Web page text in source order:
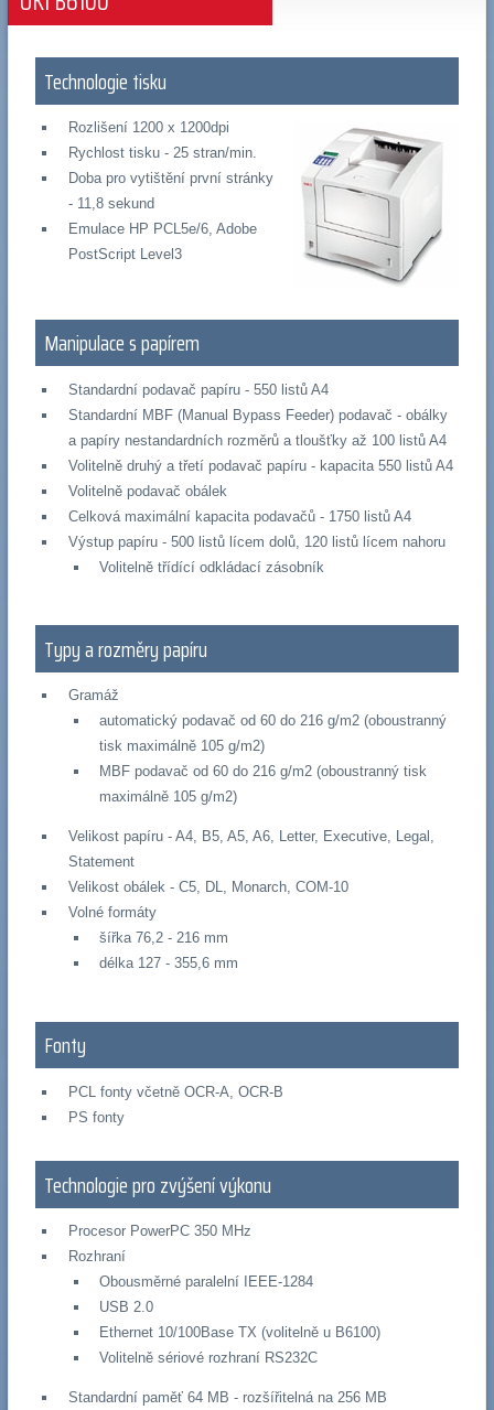
Technologie tisku
Rozlišení 1200 x 1200dpi
Rychlost tisku - 25 stran/min.
Doba pro vytištění první stránky
- 11,8 sekund
Emulace HP PCL5e/6, Adobe
PostScript Level3
Manipulace s papírem
Standardní podavač papíru - 550 listů A4
Standardní MBF (Manual Bypass Feeder) podavač - obálky
a papíry nestandardních rozměrů a tloušťky až 100 listů A4
Volitelně druhý a třetí podavač papíru - kapacita 550 listů A4
Volitelně podavač obálek
Celková maximální kapacita podavačů - 1750 listů A4
Výstup papíru - 500 listů lícem dolů, 120 listů lícem nahoru
Volitelně třídící odkládací zásobník
Typy a rozměry papíru
Gramáž
automatický podavač od 60 do 216 g/m2 (oboustranný
tisk maximálně 105 g/m2)
MBF podavač od 60 do 216 g/m2 (oboustranný tisk
maximálně 105 g/m2)
Velikost papíru - A4, B5, A5, A6, Letter, Executive, Legal,
Statement
Velikost obálek - C5, DL, Monarch, COM-10
Volné formáty
šířka 76,2 - 216 mm
délka 127 - 355,6 mm
Fonty
PCL fonty včetně OCR-A, OCR-B
PS fonty
Technologie pro zvýšení výkonu
Procesor PowerPC 350 MHz
Rozhraní
Obousměrné paralelní IEEE-1284
USB 2.0
Ethernet 10/100Base TX (volitelně u B6100)
Volitelně sériové rozhraní RS232C
Standardní paměť 64 MB - rozšířitelná na 256 MB